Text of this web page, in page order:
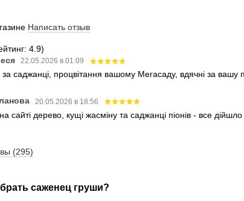
саженец груши?
Написать отзыв
4.9)
22.05.2026 в 01:09
за саджанці, процвітання вашому Мегасаду, вдячні за
20.05.2026 в 18:56
сайті дерево, кущі жасміну та саджанці піонів - все
(295)